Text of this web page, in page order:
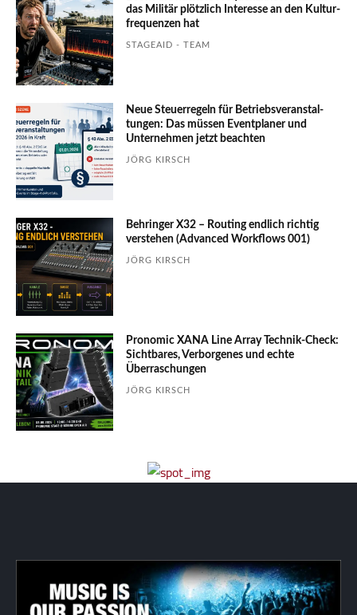
das Mili­tär plötzlich Inte­resse an den Kultur­
fre­quen­zen hat
STAGEAID - TEAM
Neue Steuerregeln für Betriebs­ver­an­stal­
tungen: Das müssen Event­planer und
Unter­nehmen jetzt beachten
JÖRG KIRSCH
Behringer X32 – Routing endlich richtig
verstehen (Advanced Workflows 001)
JÖRG KIRSCH
Pronomic XANA Line Array Technik-Check:
Sichtbares, Verborgenes und echte
Überraschungen
JÖRG KIRSCH